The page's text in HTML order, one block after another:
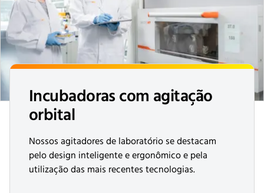
Incubadoras com agitação
orbital
Nossos agitadores de laboratório se destacam
pelo design inteligente e ergonômico e pela
utilização das mais recentes tecnologias.